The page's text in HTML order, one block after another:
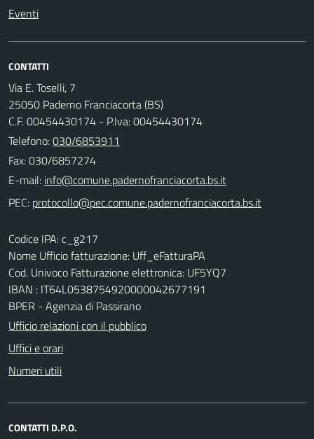
Eventi
CONTATTI
Via E. Toselli, 7
25050 Paderno Franciacorta (BS)
C.F. 00454430174 - P.Iva: 00454430174
Telefono:030/6853911
Fax: 030/6857274
E-mail:
PEC:
Codice IPA: c_g217
Nome Ufficio fatturazione: Uff_eFatturaPA
Cod. Univoco Fatturazione elettronica: UF5YQ7
IBAN : IT64L0538754920000042677191
BPER - Agenzia di Passirano
Ufficio relazioni con il pubblico
Uffici e orari
Numeri utili
CONTATTI D.P.O.